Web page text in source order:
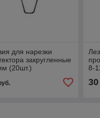
для нарезки
закругленные
(20шт.)
8-
30